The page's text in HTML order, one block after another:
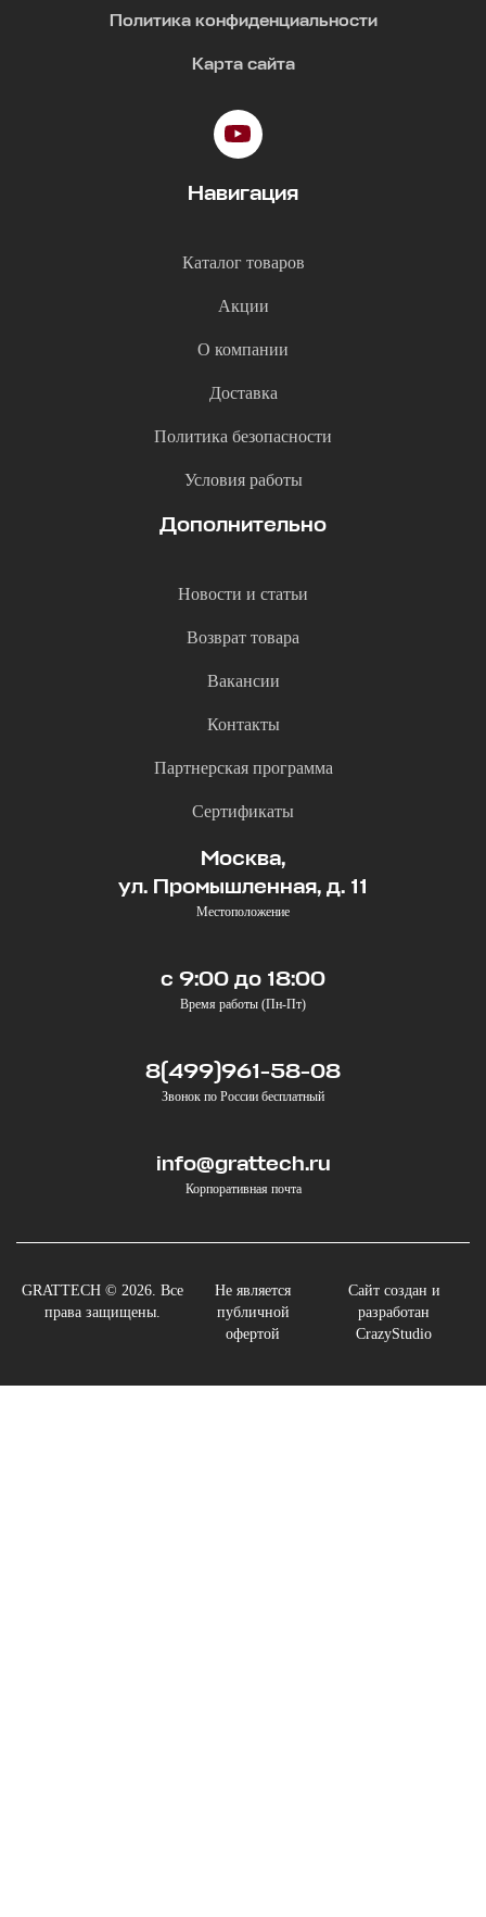
Политика конфиденциальности
Карта сайта
Навигация
Каталог товаров
Акции
О компании
Доставка
Политика безопасности
Условия работы
Дополнительно
Новости и статьи
Возврат товара
Вакансии
Контакты
Партнерская программа
Сертификаты
Москва,
ул. Промышленная, д. 11
Местоположение
с 9:00 до 18:00
Время работы (Пн-Пт)
8(499)961-58-08
Звонок по России бесплатный
info@grattech.ru
Корпоративная почта
GRATTECH © 2026. Все
права защищены.
Не является
публичной
офертой
Сайт создан и
разработан
CrazyStudio